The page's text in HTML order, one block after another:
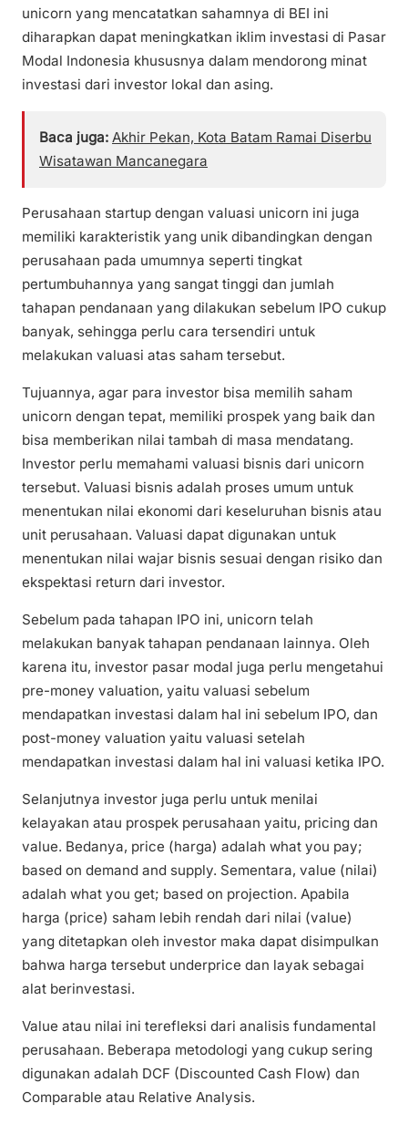
unicorn yang mencatatkan sahamnya di BEI ini
diharapkan dapat meningkatkan iklim investasi di Pasar
Modal Indonesia khususnya dalam mendorong minat
investasi dari investor lokal dan asing.
Baca juga: Akhir Pekan, Kota Batam Ramai Diserbu
Wisatawan Mancanegara
Perusahaan startup dengan valuasi unicorn ini juga
memiliki karakteristik yang unik dibandingkan dengan
perusahaan pada umumnya seperti tingkat
pertumbuhannya yang sangat tinggi dan jumlah
tahapan pendanaan yang dilakukan sebelum IPO cukup
banyak, sehingga perlu cara tersendiri untuk
melakukan valuasi atas saham tersebut.
Tujuannya, agar para investor bisa memilih saham
unicorn dengan tepat, memiliki prospek yang baik dan
bisa memberikan nilai tambah di masa mendatang.
Investor perlu memahami valuasi bisnis dari unicorn
tersebut. Valuasi bisnis adalah proses umum untuk
menentukan nilai ekonomi dari keseluruhan bisnis atau
unit perusahaan. Valuasi dapat digunakan untuk
menentukan nilai wajar bisnis sesuai dengan risiko dan
ekspektasi return dari investor.
Sebelum pada tahapan IPO ini, unicorn telah
melakukan banyak tahapan pendanaan lainnya. Oleh
karena itu, investor pasar modal juga perlu mengetahui
pre-money valuation, yaitu valuasi sebelum
mendapatkan investasi dalam hal ini sebelum IPO, dan
post-money valuation yaitu valuasi setelah
mendapatkan investasi dalam hal ini valuasi ketika IPO.
Selanjutnya investor juga perlu untuk menilai
kelayakan atau prospek perusahaan yaitu, pricing dan
value. Bedanya, price (harga) adalah what you pay;
based on demand and supply. Sementara, value (nilai)
adalah what you get; based on projection. Apabila
harga (price) saham lebih rendah dari nilai (value)
yang ditetapkan oleh investor maka dapat disimpulkan
bahwa harga tersebut underprice dan layak sebagai
alat berinvestasi.
Value atau nilai ini terefleksi dari analisis fundamental
perusahaan. Beberapa metodologi yang cukup sering
digunakan adalah DCF (Discounted Cash Flow) dan
Comparable atau Relative Analysis.